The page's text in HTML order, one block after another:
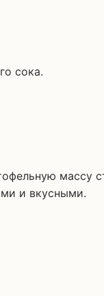
сока.
массу
и вкусными.